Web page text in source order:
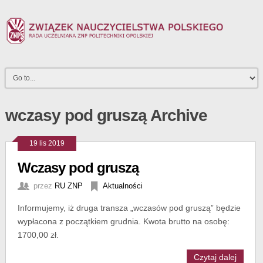
wczasy pod gruszą Archive
19 lis 2019
Wczasy pod gruszą
przez RU ZNP Aktualności
Informujemy, iż druga transza „wczasów pod gruszą” będzie
wypłacona z początkiem grudnia. Kwota brutto na osobę:
1700,00 zł.
Czytaj dalej